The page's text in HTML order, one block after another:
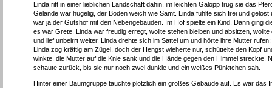
Linda ritt in einer lieblichen Landschaft dahin, im leichten Galopp trug sie das
Gelände war hügelig, der Boden weich wie Samt. Linda fühlte sich frei und
war ja der Gutshof mit den Nebengebäuden. Im Hof spielte ein Kind. Dann
es war Grete. Linda war freudig erregt, wollte stehen bleiben und absitzen,
und lief unbeirrt weiter. Linda drehte sich im Sattel um und hörte ihre Mutter
Linda zog kräftig am Zügel, doch der Hengst wieherte nur, schüttelte den Kopf
winkte, die Mutter auf die Knie sank und die Hände gegen den Himmel
schaute zurück, bis sie nur noch zwei dunkle und ein weißes Pünktchen sah.
Hinter einer Baumgruppe tauchte plötzlich ein großes Gebäude auf. Es war